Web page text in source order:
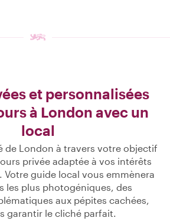
et personnalisées
à London avec un
local
de London à travers votre objectif
privée adaptée à vos intérêts
guide local vous emmènera
les plus photogéniques, des
aux pépites cachées,
garantir le cliché parfait.